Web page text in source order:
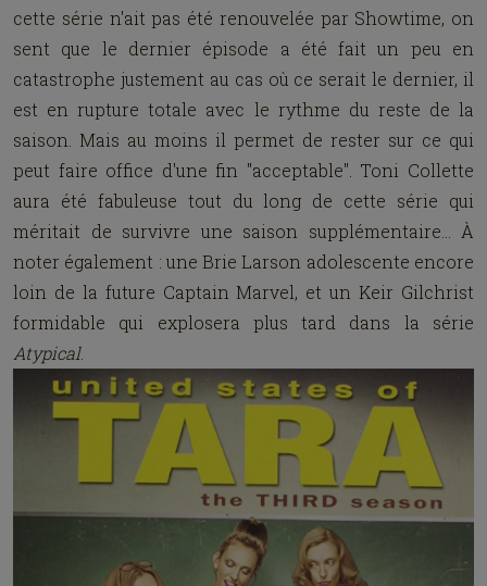
cette série n'ait pas été renouvelée par Showtime, on
sent que le dernier épisode a été fait un peu en
catastrophe justement au cas où ce serait le dernier, il
est en rupture totale avec le rythme du reste de la
saison. Mais au moins il permet de rester sur ce qui
peut faire office d'une fin "acceptable". Toni Collette
aura été fabuleuse tout du long de cette série qui
méritait de survivre une saison supplémentaire… À
noter également : une Brie Larson adolescente encore
loin de la future Captain Marvel, et un Keir Gilchrist
formidable qui explosera plus tard dans la série
Atypical.